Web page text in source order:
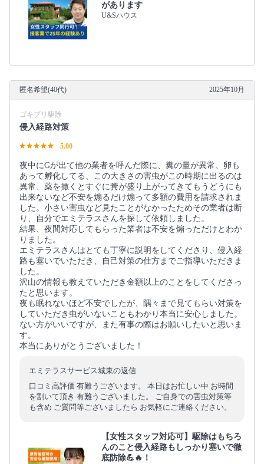
があります
U&Sハウス
匿名希望(40代) 2025年10月
ゴキブリ駆除
侵入経路対策
5.00
夜中にGが出て他の業者を呼んだ際に、糞の量が異常、卵も
あって孵化してる、この大きさの害虫がこの時期に出るのは
異常、薬を撒くとすぐに糞が盛り上がってきてもうどうにも
出来ないなど不安を煽るだけ煽って多額の費用を請求されま
した。小さい害虫など見たことがなかったためその業者は断
り、自分でエミテラスさんを探して依頼しました。
結果、夜間対応してもらった業者は不安を煽っただけとわか
りました。
エミテラスさんはとても丁寧に説明をしてくださり、侵入経
路も塞いでいただき、自己対策の仕方までご指導いただきま
した。
沢山の情報も教えていただき金額以上のことをしてくださっ
たと思います。
夜も眠れないほど不安でしたが、隅々まで見てもらい対策を
していただき虫がいないこともわかり本当に安心しました。
ない方がいいですが、また有事の際はお願いしたいと思いま
す。
本当にありがとうございました！
エミテラスサービス城東の返信
口コミ高評価 有難うございます。 本日はお忙しい中 お時間
を割いて頂き 有難うございました。 ご自身での害虫対策等
も含め ご質問等ございましたら お気軽にご連絡ください。
【女性スタッフ対応可】駆除はもちろ
んのこと侵入経路もしっかり塞いで徹
底防除💪🔥！